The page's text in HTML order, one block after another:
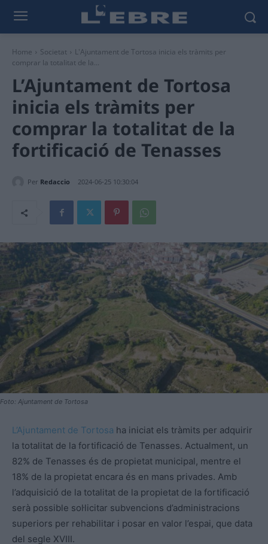
Home Societat
L'Ajuntament de Tortosa inicia els tràmits per
comprar la totalitat de la...
L’Ajuntament de Tortosa
inicia els tràmits per
comprar la totalitat de la
fortificació de Tenasses
Per Redaccio 2024-06-25 10:30:04
Foto: Ajuntament de Tortosa
L’Ajuntament de Tortosa ha iniciat els tràmits per adquirir
la totalitat de la fortificació de Tenasses. Actualment, un
82% de Tenasses és de propietat municipal, mentre el
18% de la propietat encara és en mans privades. Amb
l’adquisició de la totalitat de la propietat de la fortificació
serà possible sol·licitar subvencions d’administracions
superiors per rehabilitar i posar en valor l’espai, que data
del segle XVIII.